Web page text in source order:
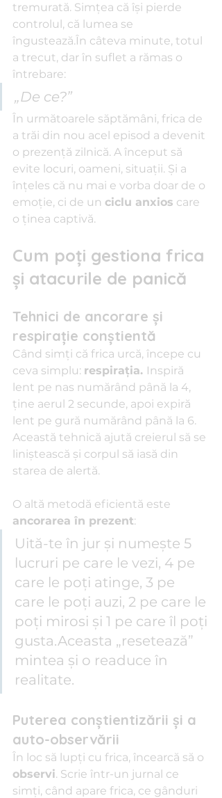
tremurată. Simțea că își pierde
controlul, că lumea se
îngustează.În câteva minute, totul
a trecut, dar în suflet a rămas o
întrebare:
„De ce?”
În următoarele săptămâni, frica de
a trăi din nou acel episod a devenit
o prezență zilnică. A început să
evite locuri, oameni, situații. Și a
înțeles că nu mai e vorba doar de o
emoție, ci de un ciclu anxios care
o ținea captivă.
Cum poți gestiona frica
și atacurile de panică
Tehnici de ancorare și
respirație conștientă
Când simți că frica urcă, începe cu
ceva simplu: respirația. Inspiră
lent pe nas numărând până la 4,
ține aerul 2 secunde, apoi expiră
lent pe gură numărând până la 6.
Această tehnică ajută creierul să se
liniștească și corpul să iasă din
starea de alertă.
O altă metodă eficientă este
ancorarea în prezent:
Uită-te în jur și numește 5
lucruri pe care le vezi, 4 pe
care le poți atinge, 3 pe
care le poți auzi, 2 pe care le
poți mirosi și 1 pe care îl poți
gusta.Aceasta „resetează”
mintea și o readuce în
realitate.
Puterea conștientizării și a
auto-observării
În loc să lupți cu frica, încearcă să o
observi. Scrie într-un jurnal ce
simți, când apare frica, ce gânduri